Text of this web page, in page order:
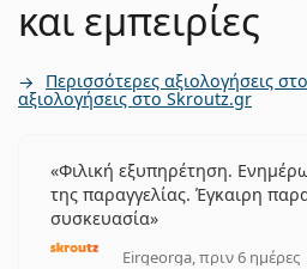
και εμπειρίες
Περισσότερες αξιολογήσεις
αξιολογήσεις στο Skroutz.gr
Φιλική εξυπηρέτηση.
της παραγγελίας. Έγκαιρη
συσκευασία
Eirgeorga, πριν 6 ημέρες